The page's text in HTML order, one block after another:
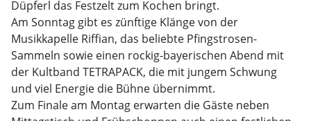
Düpferl das Festzelt zum Kochen bringt.
Am Sonntag gibt es zünftige Klänge von der
Musikkapelle Riffian, das beliebte Pfingstrosen-
Sammeln sowie einen rockig-bayerischen Abend mit
der Kultband TETRAPACK, die mit jungem Schwung
und viel Energie die Bühne übernimmt.
Zum Finale am Montag erwarten die Gäste neben